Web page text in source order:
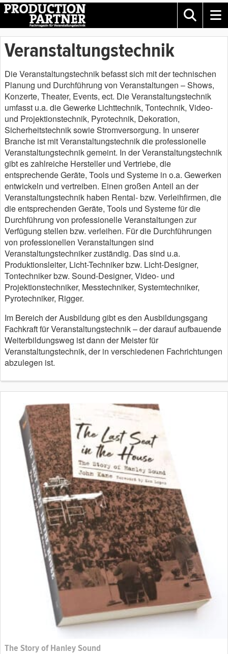
Veranstaltungstechnik
Die Veranstaltungstechnik befasst sich mit der technischen
Planung und Durchführung von Veranstaltungen – Shows,
Konzerte, Theater, Events, ect. Die Veranstaltungstechnik
umfasst u.a. die Gewerke Lichttechnik, Tontechnik, Video-
und Projektionstechnik, Pyrotechnik, Dekoration,
Sicherheitstechnik sowie Stromversorgung. In unserer
Branche ist mit Veranstaltungstechnik die professionelle
Veranstaltungstechnik gemeint. In der Veranstaltungstechnik
gibt es zahlreiche Hersteller und Vertriebe, die
entsprechende Geräte, Tools und Systeme in o.a. Gewerken
entwickeln und vertreiben. Einen großen Anteil an der
Veranstaltungstechnik haben Rental- bzw. Verleihfirmen, die
die entsprechenden Geräte, Tools und Systeme für die
Durchführung von professionelle Veranstaltungen zur
Verfügung stellen bzw. verleihen. Für die Durchführungen
von professionellen Veranstaltungen sind
Veranstaltungstechniker zuständig. Das sind u.a.
Produktionsleiter, Licht-Techniker bzw. Licht-Designer,
Tontechniker bzw. Sound-Designer, Video- und
Projektionstechniker, Messtechniker, Systemtechniker,
Pyrotechniker, Rigger.
Im Bereich der Ausbildung gibt es den Ausbildungsgang
Fachkraft für Veranstaltungstechnik – der darauf aufbauende
Weiterbildungsweg ist dann der Meister für
Veranstaltungstechnik, der in verschiedenen Fachrichtungen
abzulegen ist.
The Story of Hanley Sound